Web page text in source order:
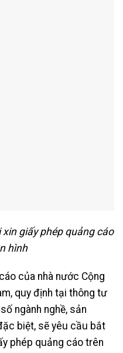
giấy phép quảng cáo
hình
của nhà nước Cộng
quy định tại thông tư
ngành nghề, sản
biệt, sẽ yêu cầu bắt
phép quảng cáo trên